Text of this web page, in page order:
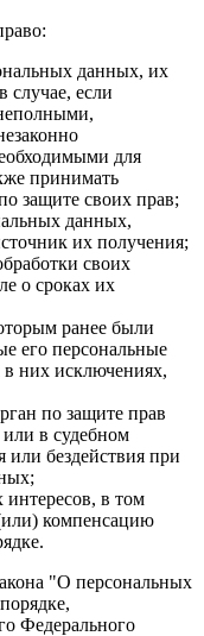
данных, их
случае, если
для
принимать
защите своих прав;
данных,
их получения;
своих
о сроках их
ранее были
его персональные
них исключениях,
по защите прав
в судебном
или бездействия при
интересов, в том
компенсацию
"О персональных
Федерального